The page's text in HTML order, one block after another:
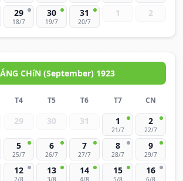
29
18/7
30
19/7
31
20/7
1 2
CHíN (September) 1923
T4 T5 T6 T7 CN
29 30 31 1
21/7
2
22/7
5
25/7
6
26/7
7
27/7
8
28/7
9
29/7
12
2/8
13
3/8
14
4/8
15
5/8
16
6/8